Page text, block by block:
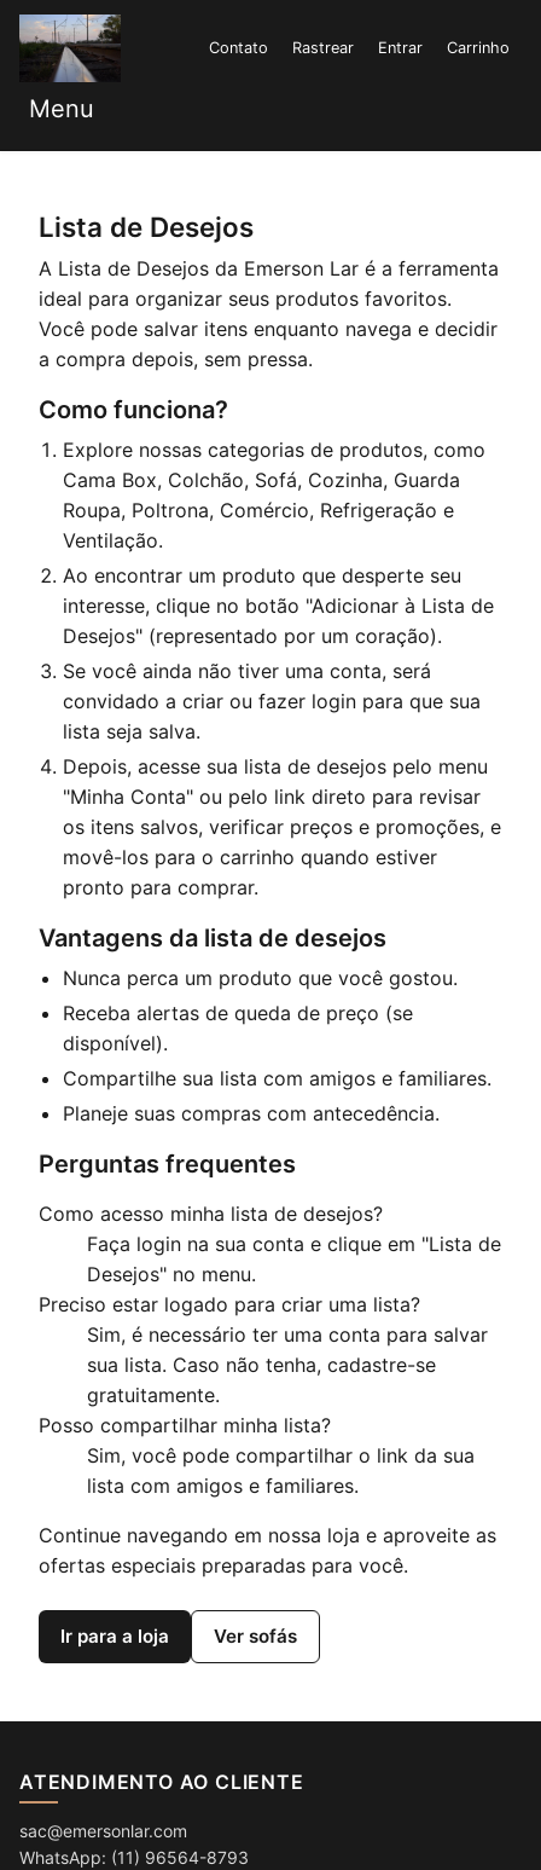
Contato Rastrear Entrar Carrinho
Menu
Lista de Desejos
A Lista de Desejos da Emerson Lar é a ferramenta
ideal para organizar seus produtos favoritos.
Você pode salvar itens enquanto navega e decidir
a compra depois, sem pressa.
Como funciona?
Explore nossas categorias de produtos, como
Cama Box, Colchão, Sofá, Cozinha, Guarda
Roupa, Poltrona, Comércio, Refrigeração e
Ventilação.
Ao encontrar um produto que desperte seu
interesse, clique no botão "Adicionar à Lista de
Desejos" (representado por um coração).
Se você ainda não tiver uma conta, será
convidado a criar ou fazer login para que sua
lista seja salva.
Depois, acesse sua lista de desejos pelo menu
"Minha Conta" ou pelo link direto para revisar
os itens salvos, verificar preços e promoções, e
movê-los para o carrinho quando estiver
pronto para comprar.
Vantagens da lista de desejos
Nunca perca um produto que você gostou.
Receba alertas de queda de preço (se
disponível).
Compartilhe sua lista com amigos e familiares.
Planeje suas compras com antecedência.
Perguntas frequentes
Como acesso minha lista de desejos?
Faça login na sua conta e clique em "Lista de
Desejos" no menu.
Preciso estar logado para criar uma lista?
Sim, é necessário ter uma conta para salvar
sua lista. Caso não tenha, cadastre-se
gratuitamente.
Posso compartilhar minha lista?
Sim, você pode compartilhar o link da sua
lista com amigos e familiares.
Continue navegando em nossa loja e aproveite as
ofertas especiais preparadas para você.
Ir para a loja Ver sofás
ATENDIMENTO AO CLIENTE
sac@emersonlar.com
WhatsApp: (11) 96564-8793